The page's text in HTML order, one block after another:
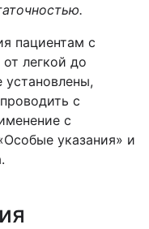
пациентам с
легкой до
с
с
указания» и